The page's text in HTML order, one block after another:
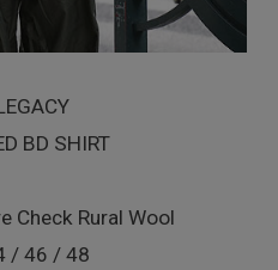
BD SHIRT
Check Rural Wool
/ 46 / 48